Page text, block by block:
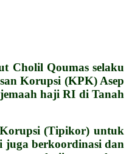
Cholil Qoumas selaku
Korupsi (KPK) Asep
haji RI di Tanah
(Tipikor) untuk
juga berkoordinasi dan